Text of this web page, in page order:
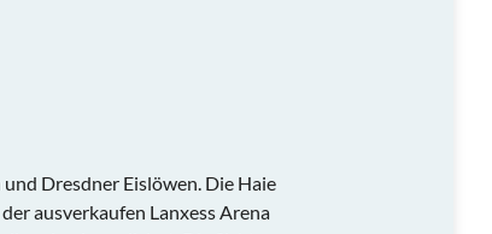
Dresdner Eislöwen. Die Haie
ausverkaufen Lanxess Arena